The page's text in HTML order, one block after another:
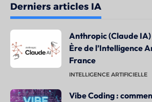
Derniers articles IA
Anthropic (Claude
Ère de l’Intelligence
France
INTELLIGENCE ARTIFICIELLE
Vibe Coding :